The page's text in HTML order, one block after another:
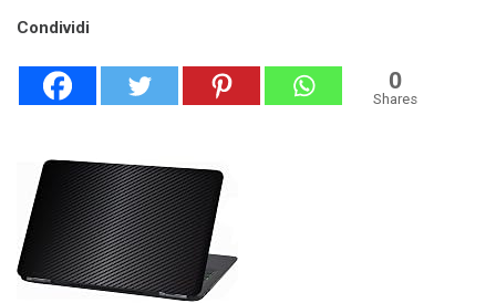
Condividi
0
Shares